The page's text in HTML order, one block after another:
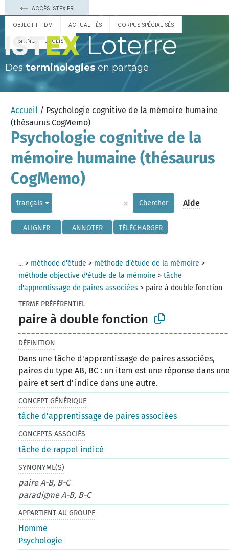
ACCÈS ISTEX.FR
OBJECTIF TDM ACTUALITÉS CORPUS SPÉCIALISÉS
ESPAÑOL ENGLISH Loterre
Des terminologies en partage
Accueil / Psychologie cognitive de la mémoire humaine
(thésaurus CogMemo)
Psychologie cognitive de la
mémoire humaine (thésaurus
CogMemo)
français × Chercher Aide
ALIGNER ANNOTER TÉLÉCHARGER
... > méthode d'étude > méthode d'étude de la mémoire >
méthode objective d'étude de la mémoire >tâche
d'apprentissage de paires associées > paire à double fonction
TERME PRÉFÉRENTIEL
paire à double fonction
DÉFINITION
Dans une tâche d'apprentissage de paires associées,
paires du type AB, BC : un item est une réponse dans
paire et sert d'indice dans une autre.
CONCEPT GÉNÉRIQUE
tâche d'apprentissage de paires associées
CONCEPTS ASSOCIÉS
tâche de rappel indicé
SYNONYME(S)
paire A-B, B-C
paradigme A-B, B-C
APPARTIENT AU GROUPE
Homme
Psychologie